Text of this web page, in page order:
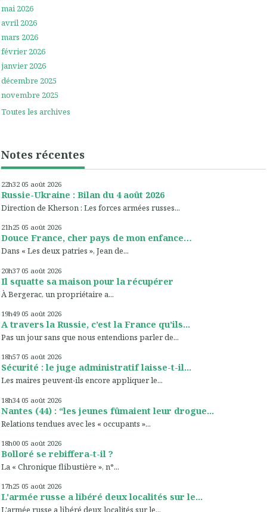
mai 2026
avril 2026
mars 2026
février 2026
janvier 2026
décembre 2025
novembre 2025
Toutes les archives
Notes récentes
22h32 05 août 2026
Russie-Ukraine : Bilan du 4 août 2026
Direction de Kherson : Les forces armées russes...
21h25 05 août 2026
Douce France, cher pays de mon enfance…
Dans « Les deux patries », Jean de...
20h37 05 août 2026
Il squatte sa maison pour la récupérer
À Bergerac, un propriétaire a...
19h49 05 août 2026
A travers la Russie, c’est la France qu’ils...
Pas un jour sans que nous entendions parler de...
18h57 05 août 2026
Sécurité : le juge administratif laisse-t-il...
Les maires peuvent-ils encore appliquer le...
18h34 05 août 2026
Nantes (44) : “les jeunes fûmaient leur drogue...
Relations tendues avec les « occupants »...
18h00 05 août 2026
Bolloré se rebiffera-t-il ?
La « Chronique flibustière », n°...
17h25 05 août 2026
L'armée russe a libéré deux localités sur le...
L'armée russe a libéré deux localités sur le...